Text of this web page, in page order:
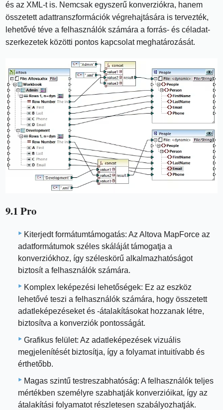
és az XML-t is. Nemcsak egyszerű konverziókra, hanem
összetett adattranszformációk végrehajtására is tervezték,
lehetővé téve a felhasználók számára a forrás- és céladat-
szerkezetek közötti pontos kapcsolat meghatározását.
9.1 Pro
Kiterjedt formátumtámogatás: Az Altova MapForce az
adatformátumok széles skáláját támogatja a
konverziókhoz, így széleskörű alkalmazhatóságot
biztosít a felhasználók számára.
Komplex leképezési lehetőségek: Ez az eszköz
lehetővé teszi a felhasználók számára, hogy összetett
adatleképezéseket és -átalakításokat hozzanak létre,
biztosítva a konverziók pontosságát.
Grafikus felület: Az adatleképezések vizuális
megjelenítését biztosítja, így a folyamat intuitívabb és
érthetőbb.
Magas szintű testreszabhatóság: A felhasználók teljes
mértékben személyre szabhatják konverzióikat, így az
átalakítási folyamatot részletesen szabályozhatják.